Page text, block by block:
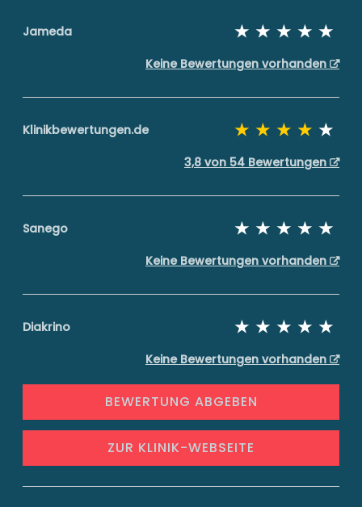
Jameda
Keine Bewertungen vorhanden
Klinikbewertungen.de
3,8 von 54 Bewertungen
Sanego
Keine Bewertungen vorhanden
Diakrino
Keine Bewertungen vorhanden
BEWERTUNG ABGEBEN
ZUR KLINIK-WEBSEITE